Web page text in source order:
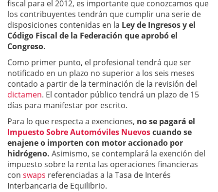
fiscal para el 2012, es importante que conozcamos que
los contribuyentes tendrán que cumplir una serie de
disposiciones contenidas en la Ley de Ingresos y el
Código Fiscal de la Federación que aprobó el
Congreso.
Como primer punto, el profesional tendrá que ser
notificado en un plazo no superior a los seis meses
contado a partir de la terminación de la revisión del
dictamen. El contador público tendrá un plazo de 15
días para manifestar por escrito.
Para lo que respecta a exenciones, no se pagará el
Impuesto Sobre Automóviles Nuevoscuando se
enajene o importen con motor accionado por
hidrógeno. Asimismo, se contemplará la exención del
impuesto sobre la renta las operaciones financieras
con swaps referenciadas a la Tasa de Interés
Interbancaria de Equilibrio.